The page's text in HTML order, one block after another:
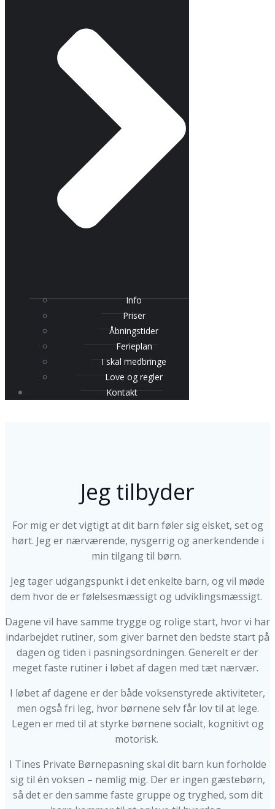
Info
Priser
Åbningstider
Ferieplan
I skal medbringe
Love og regler
Kontakt
Jeg tilbyder
For mig er det vigtigt at dit barn føler sig elsket, set og
hørt. Jeg er nærværende, nysgerrig og anerkendende i
min tilgang til børn.
Jeg tager udgangspunkt i det enkelte barn, og vil møde
dem hvor de er følelsesmæssigt og udviklingsmæssigt.
Dagene vil have samme trygge og rolige start, hvor vi har
indarbejdet rutiner, som giver barnet den bedste start på
dagen og tiden i pasningsordningen. Generelt er der
meget faste rutiner i løbet af dagen med tæt nærvær.
I løbet af dagene er der både voksenstyrede aktiviteter,
men også fri leg, hvor børnene selv får lov til at lege.
Legen er med til at styrke børnene socialt, kognitivt og
motorisk.
I Tines Private Børnepasning skal dit barn kun forholde
sig til én voksen – nemlig mig. Der er ingen gæstebørn,
så det er den samme faste gruppe og tryghed, som dit